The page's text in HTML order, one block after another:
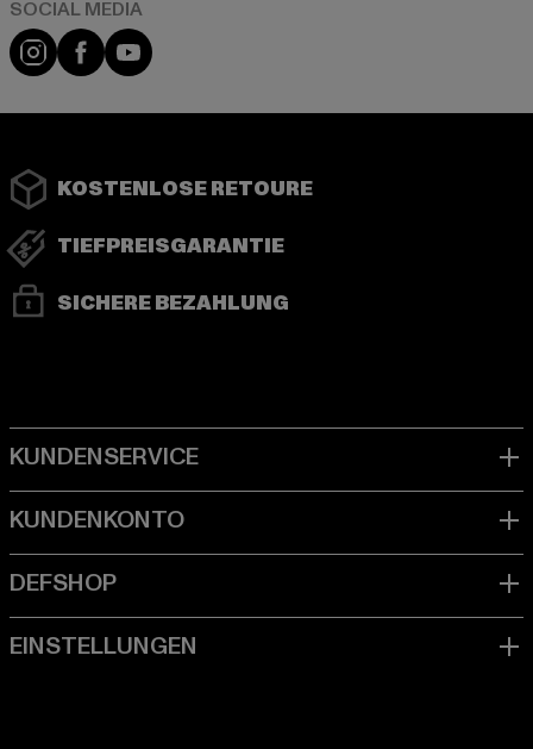
Instagram
FacebookYouTube
KOSTENLOSE RETOURE
TIEFPREISGARANTIE
SICHERE BEZAHLUNG